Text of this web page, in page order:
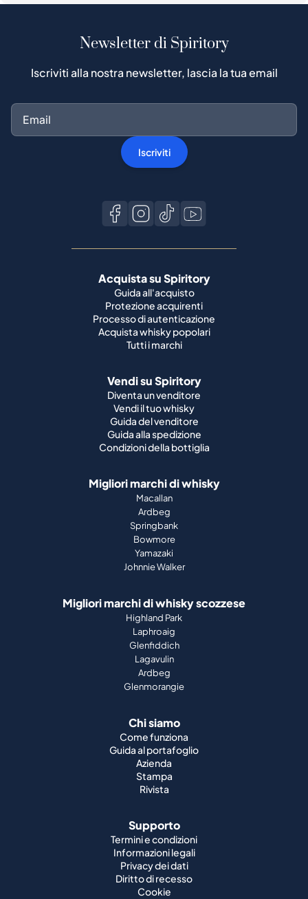
Newsletter di Spiritory
Iscriviti alla nostra newsletter, lascia la tua email
Iscriviti
Acquista su Spiritory
Guida all'acquisto
Protezione acquirenti
Processo di autenticazione
Acquista whisky popolari
Tutti i marchi
Vendi su Spiritory
Diventa un venditore
Vendi il tuo whisky
Guida del venditore
Guida alla spedizione
Condizioni della bottiglia
Migliori marchi di whisky
Macallan
Ardbeg
Springbank
Bowmore
Yamazaki
Johnnie Walker
Migliori marchi di whisky scozzese
Highland Park
Laphroaig
Glenfiddich
Lagavulin
Ardbeg
Glenmorangie
Chi siamo
Come funziona
Guida al portafoglio
Azienda
Stampa
Rivista
Supporto
Termini e condizioni
Informazioni legali
Privacy dei dati
Diritto di recesso
Cookie